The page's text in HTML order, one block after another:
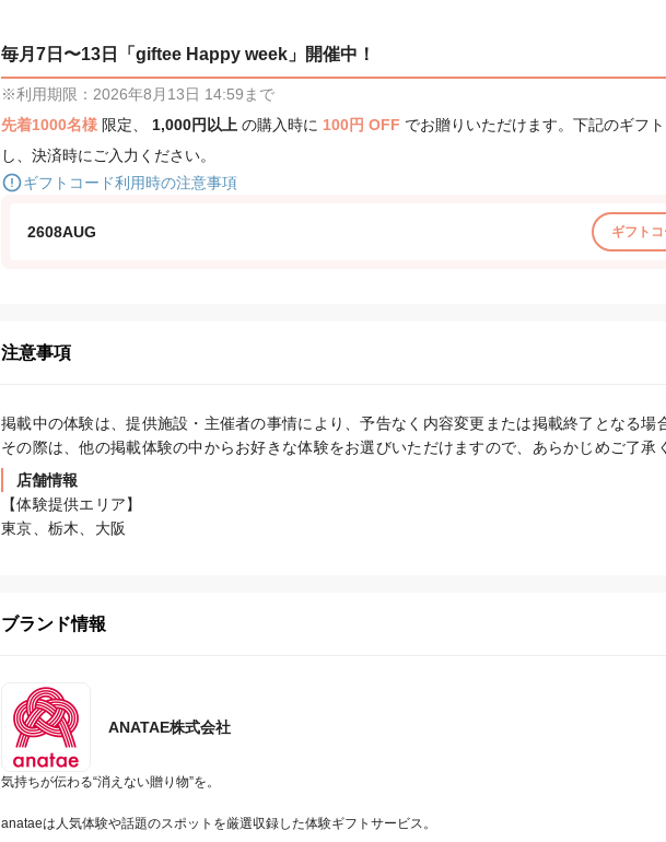
毎月7日〜13日「giftee Happy week」開催中！
※利用期限：2026年8月13日 14:59まで
先着1000名様 限定、 1,000円以上 の購入時に 100円 OFF でお贈りいただけます。下記のギフ
し、決済時にご入力ください。
ギフトコード利用時の注意事項
2608AUG ギフト
注意事項
掲載中の体験は、提供施設・主催者の事情により、予告なく内容変更または掲載終了となる場
その際は、他の掲載体験の中からお好きな体験をお選びいただけますので、あらかじめご了承
店舗情報
【体験提供エリア】
東京、栃木、大阪
ブランド情報
ANATAE株式会社
気持ちが伝わる“消えない贈り物”を。
anataeは人気体験や話題のスポットを厳選収録した体験ギフトサービス。